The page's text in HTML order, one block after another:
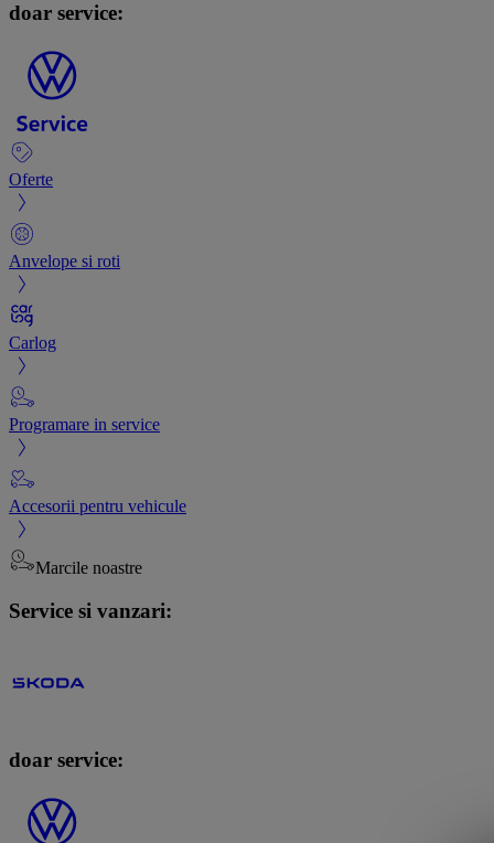
doar service:
Oferte
Anvelope si roti
Carlog
Programare in service
Accesorii pentru vehicule
Marcile noastre
Service si vanzari:
doar service: